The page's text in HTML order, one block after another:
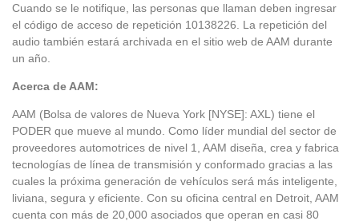
Cuando se le notifique, las personas que llaman deben ingresar
el código de acceso de repetición 10138226. La repetición del
audio también estará archivada en el sitio web de AAM durante
un año.
Acerca de AAM:
AAM (Bolsa de valores de Nueva York [NYSE]: AXL) tiene el
PODER que mueve al mundo. Como líder mundial del sector de
proveedores automotrices de nivel 1, AAM diseña, crea y fabrica
tecnologías de línea de transmisión y conformado gracias a las
cuales la próxima generación de vehículos será más inteligente,
liviana, segura y eficiente. Con su oficina central en Detroit, AAM
cuenta con más de 20,000 asociados que operan en casi 80